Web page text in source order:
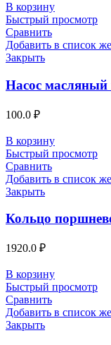
В корзину
Быстрый просмотр
Сравнить
Добавить в список
Закрыть
Насос
100.0 ₽
В корзину
Быстрый просмотр
Сравнить
Добавить в список
Закрыть
Кольцо
1920.0 ₽
В корзину
Быстрый просмотр
Сравнить
Добавить в список
Закрыть